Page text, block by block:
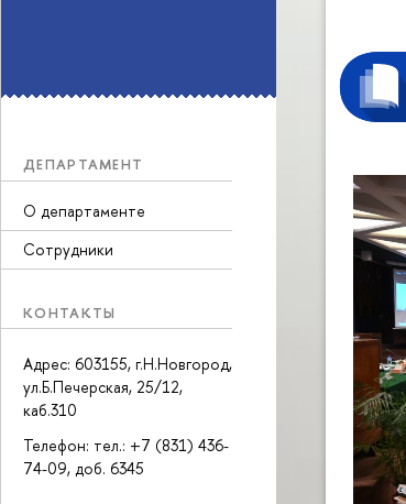
ДЕПАРТАМЕНТ
О департаменте
Сотрудники
КОНТАКТЫ
Адрес: 603155, г.Н.Новгород,
ул.Б.Печерская, 25/12,
каб.310
Телефон: тел.: +7 (831) 436-
74-09, доб. 6345